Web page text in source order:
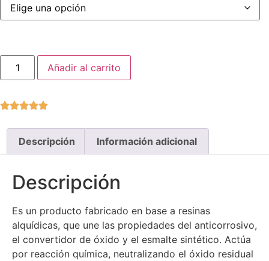
Añadir al carrito
Descripción Información adicional
Descripción
Es un producto fabricado en base a resinas
alquídicas, que une las propiedades del anticorrosivo,
el convertidor de óxido y el esmalte sintético. Actúa
por reacción química, neutralizando el óxido residual